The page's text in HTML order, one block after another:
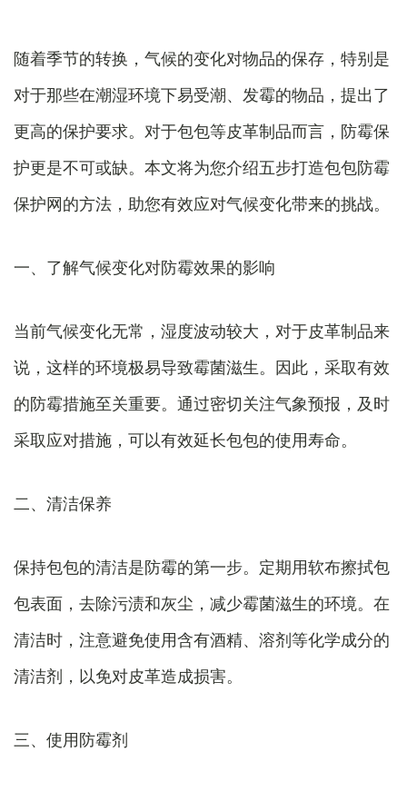
随着季节的转换，气候的变化对物品的保存，特别是
对于那些在潮湿环境下易受潮、发霉的物品，提出了
更高的保护要求。对于包包等皮革制品而言，防霉保
护更是不可或缺。本文将为您介绍五步打造包包防霉
保护网的方法，助您有效应对气候变化带来的挑战。
一、了解气候变化对防霉效果的影响
当前气候变化无常，湿度波动较大，对于皮革制品来
说，这样的环境极易导致霉菌滋生。因此，采取有效
的防霉措施至关重要。通过密切关注气象预报，及时
采取应对措施，可以有效延长包包的使用寿命。
二、清洁保养
保持包包的清洁是防霉的第一步。定期用软布擦拭包
包表面，去除污渍和灰尘，减少霉菌滋生的环境。在
清洁时，注意避免使用含有酒精、溶剂等化学成分的
清洁剂，以免对皮革造成损害。
三、使用防霉剂